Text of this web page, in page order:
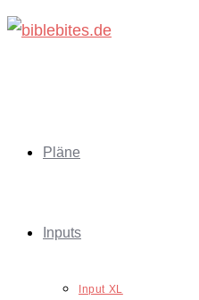
Zum
Pläne
Inputs
Input XL